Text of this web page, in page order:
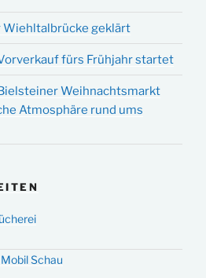
Wiehltalbrücke geklärt
fürs Frühjahr startet
Weihnachtsmarkt
Atmosphäre rund ums
Schau